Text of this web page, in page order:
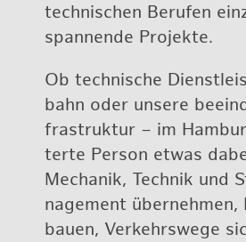
tech­ni­schen Be­ru­fen
span­nen­de Pro­jek­te.
Ob tech­ni­sche
bahn oder un­se­re
fra­struk­tur – im
ter­te Per­son etwas
Me­cha­nik, Tech­nik und
nage­ment
bauen, Ver­kehrs­we­ge